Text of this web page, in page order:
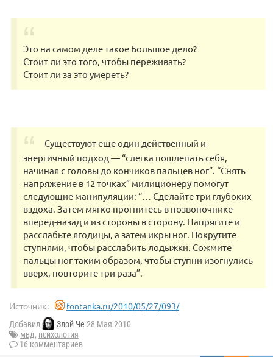
Это на самом деле такое Большое дело?
Стоит ли это того, чтобы переживать?
Стоит ли за это умереть?
Существуют еще один действенный и
энергичный подход — “слегка пошлепать себя,
начиная с головы до кончиков пальцев ног”. “Снять
напряжение в 12 точках” милиционеру помогут
следующие манипуляции: “… Сделайте три глубоких
вздоха. Затем мягко прогнитесь в позвоночнике
вперед-назад и из стороны в сторону. Напрягите и
расслабьте ягодицы, а затем икры ног. Покрутите
ступнями, чтобы расслабить лодыжки. Сожмите
пальцы ног таким образом, чтобы ступни изогнулись
вверх, повторите три раза”.
Источник: fontanka.ru/2010/05/27/093/
Добавил Злой Че 28 Мая 2010
мвд, психология
16 комментариев